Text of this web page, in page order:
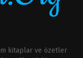
kitaplar ve özetler